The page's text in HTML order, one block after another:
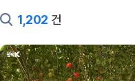
인사혁신처
대검찰청
새만금개발청
1,202 건